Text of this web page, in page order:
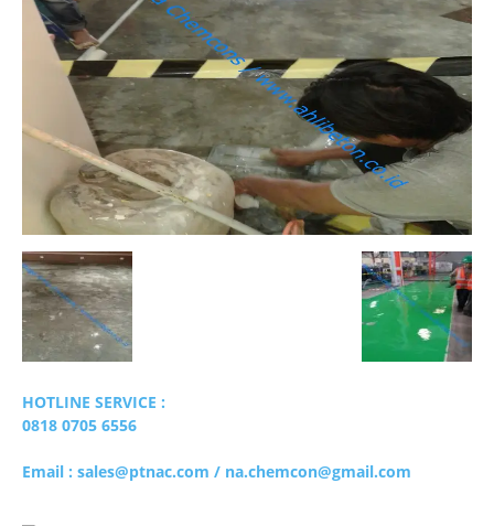
HOTLINE SERVICE :
0818 0705 6556
Email : sales@ptnac.com / na.chemcon@gmail.com